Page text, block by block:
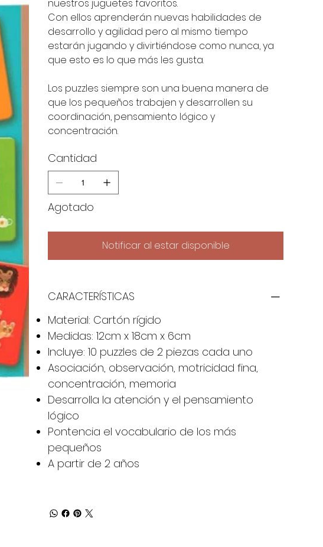
nuestros juguetes favoritos.
Con ellos aprenderán nuevas habilidades de
desarrollo y agilidad pero al mismo tiempo
estarán jugando y divirtiéndose como nunca, ya
que esto es lo que más les gusta.
Los puzzles siempre son una buena manera de
que los pequeños trabajen y desarrollen su
coordinación, pensamiento lógico y
concentración.
Cantidad
Agotado
Notificar al estar disponible
CARACTERÍSTICAS
Material: Cartón rígido
Medidas: 12cm x 18cm x 6cm
Incluye: 10 puzzles de 2 piezas cada uno
Asociación, observación, motricidad fina,
concentración, memoria
Desarrolla la atención y el pensamiento
lógico
Pontencia el vocabulario de los más
pequeños
A partir de 2 años